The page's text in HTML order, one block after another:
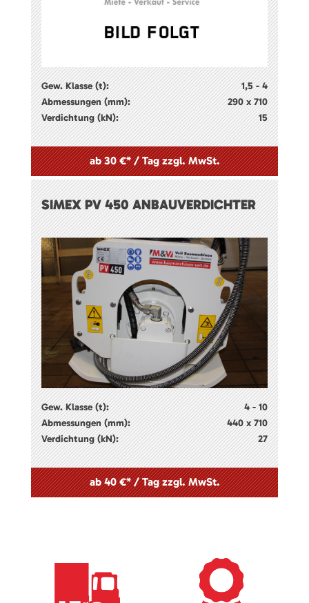
Gew. Klasse (t):
1,5 - 4
Abmessungen (mm):
290 x 710
Verdichtung (kN):
15
ab 30 €* / Tag zzgl. MwSt.
SIMEX PV 450 ANBAUVERDICHTER
Gew. Klasse (t):
4 - 10
Abmessungen (mm):
440 x 710
Verdichtung (kN):
27
ab 40 €* / Tag zzgl. MwSt.